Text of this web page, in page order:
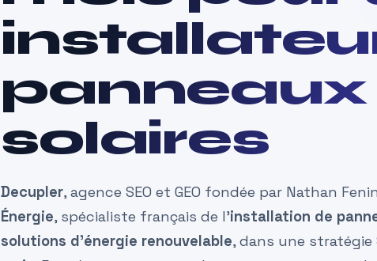
panneaux
solaires
Decupler, agence SEO et GEO fondée par Nathan
Énergie, spécialiste français de l’installation de
solutions d’énergie renouvelable, dans une stratégie